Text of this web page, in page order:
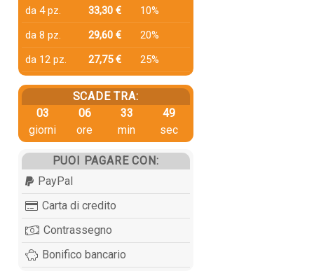
da 4 pz.
33,30 €
10%
da 8 pz.
29,60 €
20%
da 12 pz.
27,75 € 25%
SCADE TRA:
03
giorni
06
ore
33
min
48
sec
PUOI PAGARE CON:
PayPal
Carta di credito
Contrassegno
Bonifico bancario